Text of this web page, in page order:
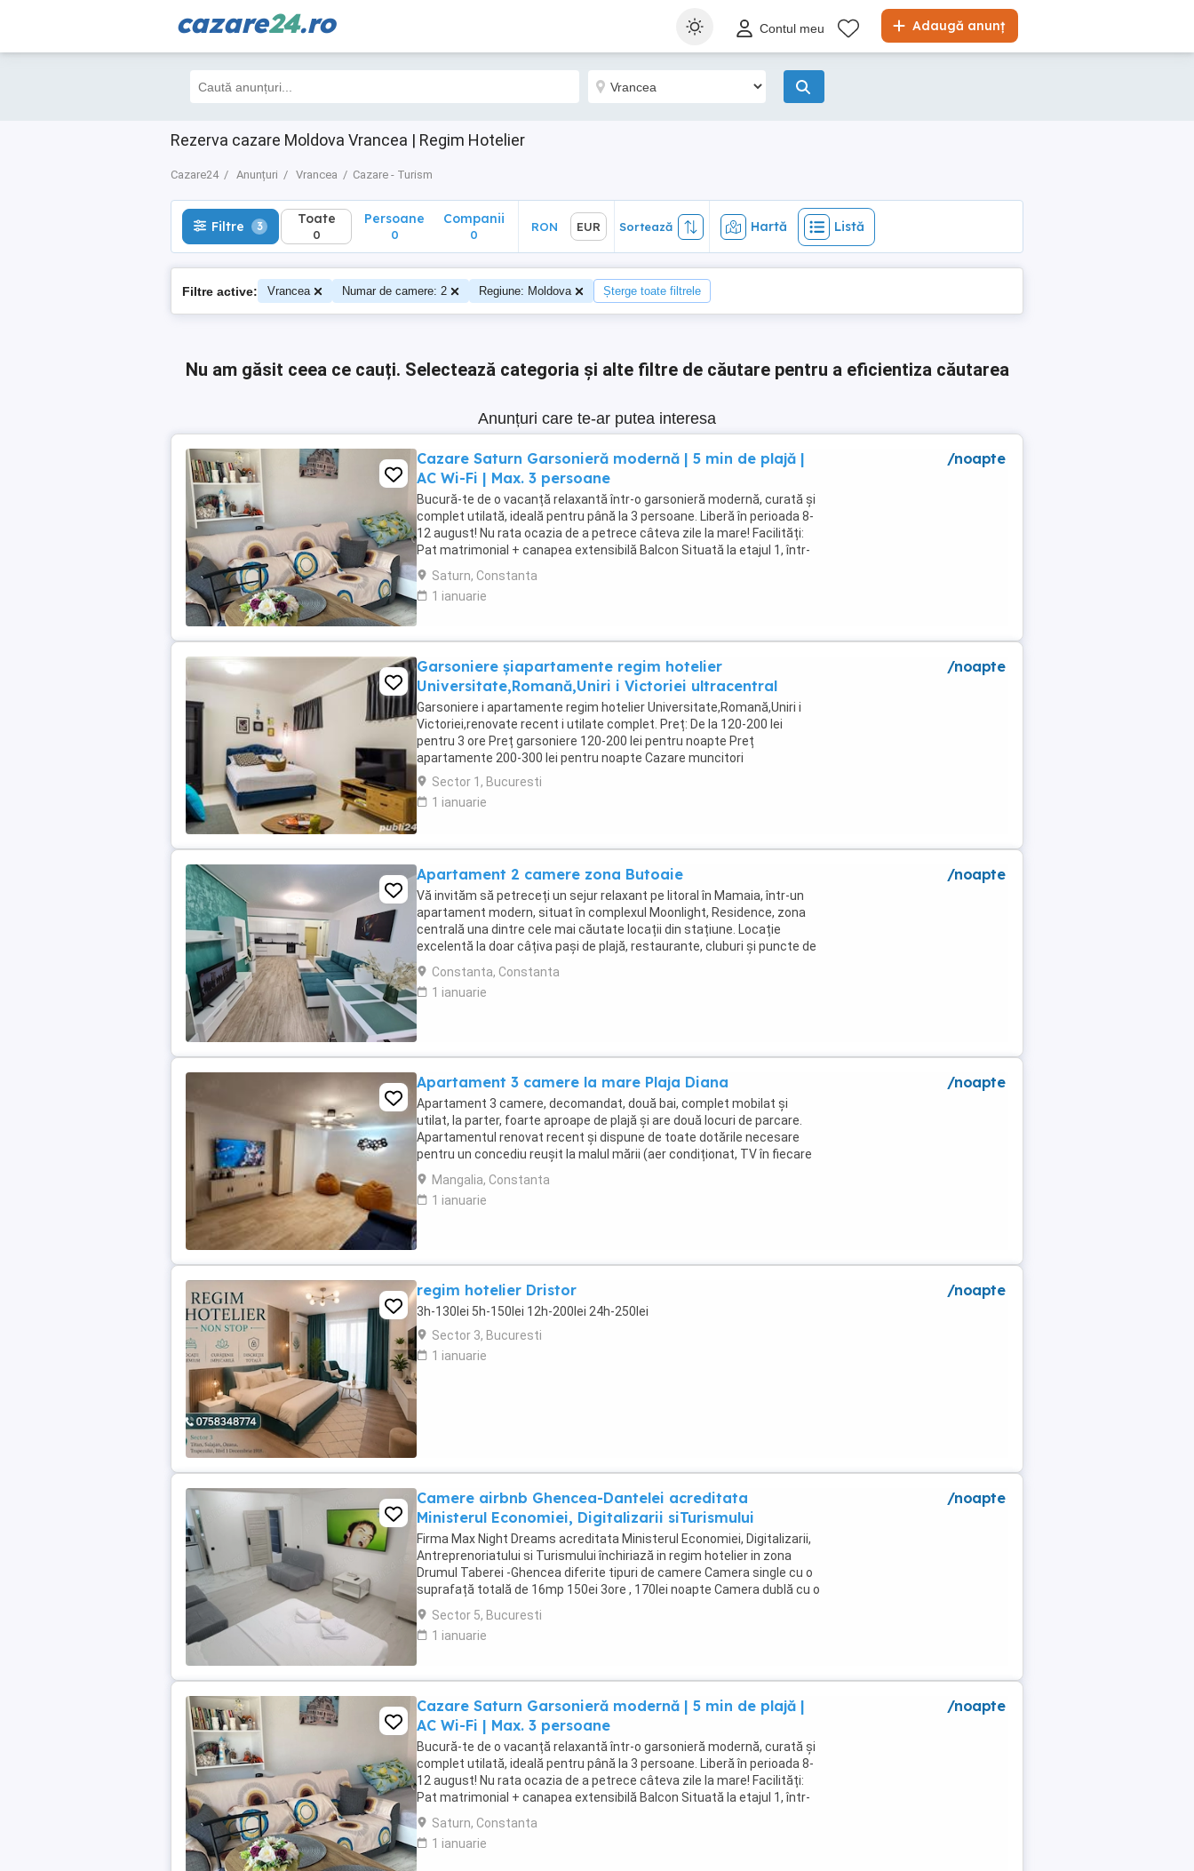
cazare24.ro Adaugă anunț
Contul meu
Rezerva cazare Moldova Vrancea | Regim Hotelier
Cazare24 Anunțuri Vrancea Cazare - Turism
Filtre 3 Toate
0
Hartă Listă
Filtre 3 Toate
0
Persoane
0
Companii
0
RON EUR Sortează Hartă Listă
Filtre active: Vrancea Numar de camere: 2 Regiune: Moldova Șterge toate filtrele
Nu am găsit ceea ce cauți. Selectează categoria și alte filtre de căutare pentru a eficientiza căutarea
Anunțuri care te-ar putea interesa
Cazare Saturn Garsonieră modernă | 5 min de plajă |
AC Wi-Fi | Max. 3 persoane
Bucură-te de o vacanță relaxantă într-o garsonieră modernă, curată și
complet utilată, ideală pentru până la 3 persoane. Liberă în perioada 8-
12 august! Nu rata ocazia de a petrece câteva zile la mare! Facilități:
Pat matrimonial + canapea extensibilă Balcon Situată la etajul 1, într-
un imobil ...
Saturn, Constanta
1 ianuarie
/noapte
Garsoniere șiapartamente regim hotelier
Universitate,Romană,Uniri i Victoriei ultracentral
Garsoniere i apartamente regim hotelier Universitate,Romană,Uniri i
Victoriei,renovate recent i utilate complet. Preț: De la 120-200 lei
pentru 3 ore Preț garsoniere 120-200 lei pentru noapte Preț
apartamente 200-300 lei pentru noapte Cazare muncitori
Sector 1, Bucuresti
1 ianuarie
/noapte
Apartament 2 camere zona Butoaie
Vă invităm să petreceți un sejur relaxant pe litoral în Mamaia, într-un
apartament modern, situat în complexul Moonlight, Residence, zona
centrală una dintre cele mai căutate locații din stațiune. Locație
excelentă la doar câțiva pași de plajă, restaurante, cluburi și puncte de
atracție. Etaj 8 ...
Constanta, Constanta
1 ianuarie
/noapte
Apartament 3 camere la mare Plaja Diana
Apartament 3 camere, decomandat, două bai, complet mobilat și
utilat, la parter, foarte aproape de plajă și are două locuri de parcare.
Apartamentul renovat recent și dispune de toate dotările necesare
pentru un concediu reușit la malul mării (aer condiționat, TV în fiecare
cameră, mașină de spălat, ...
Mangalia, Constanta
1 ianuarie
/noapte
regim hotelier Dristor
3h-130lei 5h-150lei 12h-200lei 24h-250lei
Sector 3, Bucuresti
1 ianuarie
/noapte
Camere airbnb Ghencea-Dantelei acreditata
Ministerul Economiei, Digitalizarii siTurismului
Firma Max Night Dreams acreditata Ministerul Economiei, Digitalizarii,
Antreprenoriatului si Turismului închiriază in regim hotelier in zona
Drumul Taberei -Ghencea diferite tipuri de camere Camera single cu o
suprafață totală de 16mp 150ei 3ore , 170lei noapte Camera dublă cu o
suprafață totală de ...
Sector 5, Bucuresti
1 ianuarie
/noapte
Cazare Saturn Garsonieră modernă | 5 min de plajă |
AC Wi-Fi | Max. 3 persoane
Bucură-te de o vacanță relaxantă într-o garsonieră modernă, curată și
complet utilată, ideală pentru până la 3 persoane. Liberă în perioada 8-
12 august! Nu rata ocazia de a petrece câteva zile la mare! Facilități:
Pat matrimonial + canapea extensibilă Balcon Situată la etajul 1, într-
un imobil ...
Saturn, Constanta
1 ianuarie
/noapte